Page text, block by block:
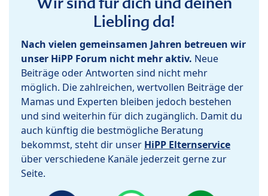
Liebling da!
Nach vielen gemeinsamen Jahren betreuen wir
unser HiPP Forum nicht mehr aktiv. Neue
Beiträge oder Antworten sind nicht mehr
möglich. Die zahlreichen, wertvollen Beiträge der
Mamas und Experten bleiben jedoch bestehen
und sind weiterhin für dich zugänglich. Damit du
auch künftig die bestmögliche Beratung
bekommst, steht dir unser HiPP Elternservice
über verschiedene Kanäle jederzeit gerne zur
Seite.